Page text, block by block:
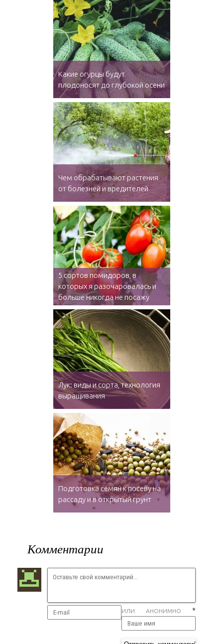
Какие огурцы будут
плодоносят до глубокой осени
Чем обрабатывают растения
от болезней и вредителей
5 сортов помидоров, в
которых я разочаровалась и
больше никогда не посажу
Лук: виды и сорта, технология
выращивания
Подготовка семян к посеву на
рассаду и в открытый грунт
Комментарии
ИЛИ АНОНИМНО *